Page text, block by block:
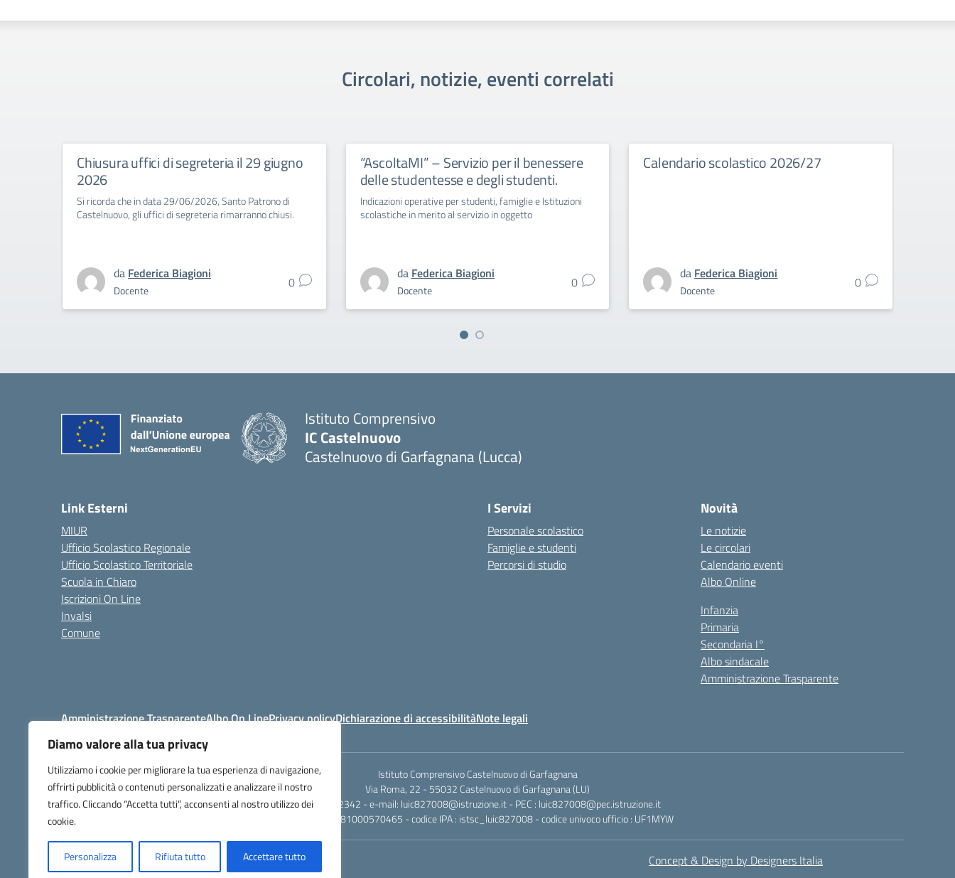
Diamo valore alla tua privacy
Utilizziamo i cookie per migliorare la tua esperienza di navigazione,
offrirti pubblicità o contenuti personalizzati e analizzare il nostro
traffico. Cliccando “Accetta tutti”, acconsenti al nostro utilizzo dei
cookie.
Personalizza Rifiuta tutto Accettare tutto
Circolari, notizie, eventi correlati
Chiusura uffici di segreteria il 29 giugno
2026
Si ricorda che in data 29/06/2026, Santo Patrono di
Castelnuovo, gli uffici di segreteria rimarranno chiusi.
da Federica Biagioni
Docente 0
“AscoltaMI” – Servizio per il benessere
delle studentesse e degli studenti.
Indicazioni operative per studenti, famiglie e Istituzioni
scolastiche in merito al servizio in oggetto
da Federica Biagioni
Docente 0
Calendario scolastico 2026/27
da Federica Biagioni
Docente 0
Istituto Comprensivo
IC Castelnuovo
Castelnuovo di Garfagnana (Lucca)
Link Esterni
MIUR
Ufficio Scolastico Regionale
Ufficio Scolastico Territoriale
Scuola in Chiaro
Iscrizioni On Line
Invalsi
Comune
I Servizi
Personale scolastico
Famiglie e studenti
Percorsi di studio
Novità
Le notizie
Le circolari
Calendario eventi
Albo Online
Infanzia
Primaria
Secondaria I°
Albo sindacale
Amministrazione Trasparente
Amministrazione TrasparenteAlbo On LinePrivacy policyDichiarazione di accessibilitàNote legali
Istituto Comprensivo Castelnuovo di Garfagnana
Via Roma, 22 - 55032 Castelnuovo di Garfagnana (LU)
tel. 058362342 - e-mail: luic827008@istruzione.it - PEC : luic827008@pec.istruzione.it
codice fiscale: 81000570465 - codice IPA : istsc_luic827008 - codice univoco ufficio : UF1MYW
Concept & Design by Designers Italia